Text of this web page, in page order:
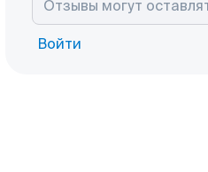
Войти